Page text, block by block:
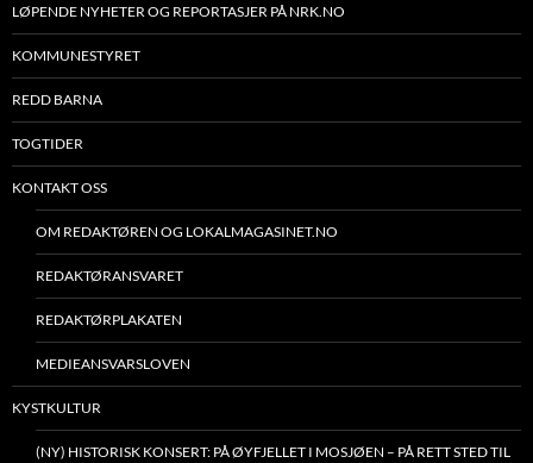
LØPENDE NYHETER OG REPORTASJER PÅ NRK.NO
KOMMUNESTYRET
REDD BARNA
TOGTIDER
KONTAKT OSS
OM REDAKTØREN OG LOKALMAGASINET.NO
REDAKTØRANSVARET
REDAKTØRPLAKATEN
MEDIEANSVARSLOVEN
KYSTKULTUR
(NY) HISTORISK KONSERT: PÅ ØYFJELLET I MOSJØEN – PÅ RETT STED TIL